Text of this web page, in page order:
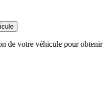
de votre véhicule pour obtenir